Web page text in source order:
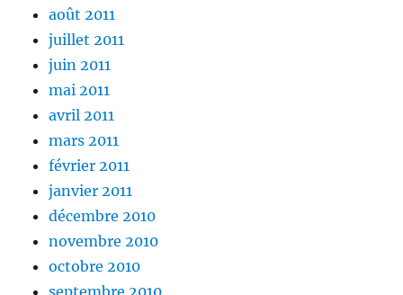
août 2011
juillet 2011
juin 2011
mai 2011
avril 2011
mars 2011
février 2011
janvier 2011
décembre 2010
novembre 2010
octobre 2010